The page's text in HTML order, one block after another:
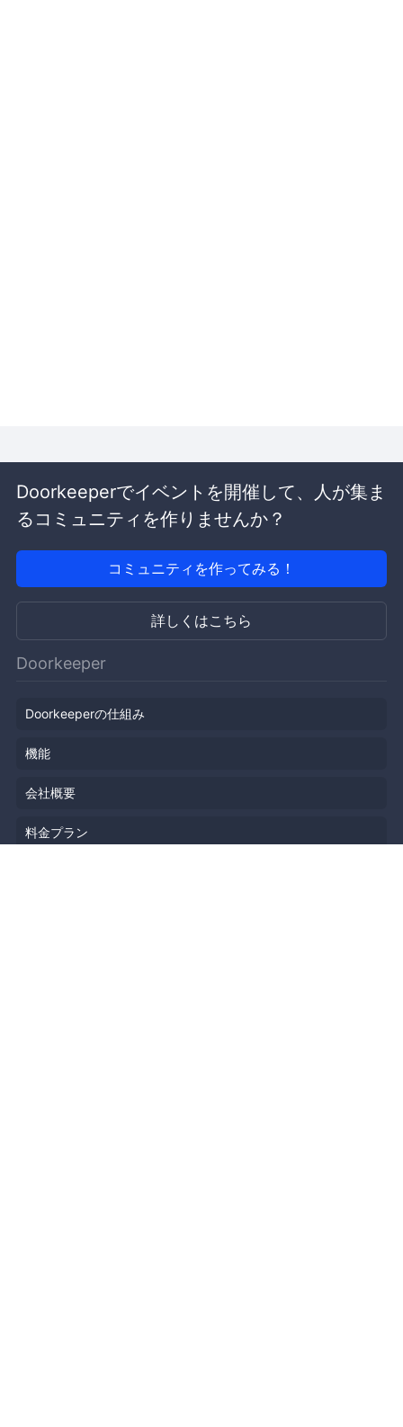
Doorkeeperでイベントを開催して、人が集ま
るコミュニティを作りませんか？
コミュニティを作ってみる！
詳しくはこちら
Doorkeeper
Doorkeeperの仕組み
機能
会社概要
料金プラン